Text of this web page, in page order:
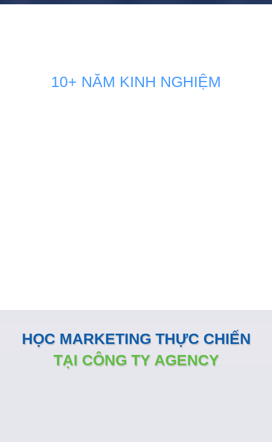
10+ NĂM KINH NGHIỆM
HỌC MARKETING THỰC CHIẾN
TẠI CÔNG TY AGENCY